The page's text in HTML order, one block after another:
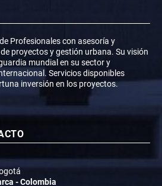
Profesionales con asesoría y
proyectos y gestión urbana. Su visión
mundial en su sector y
Servicios disponibles
inversión en los proyectos.
- Colombia